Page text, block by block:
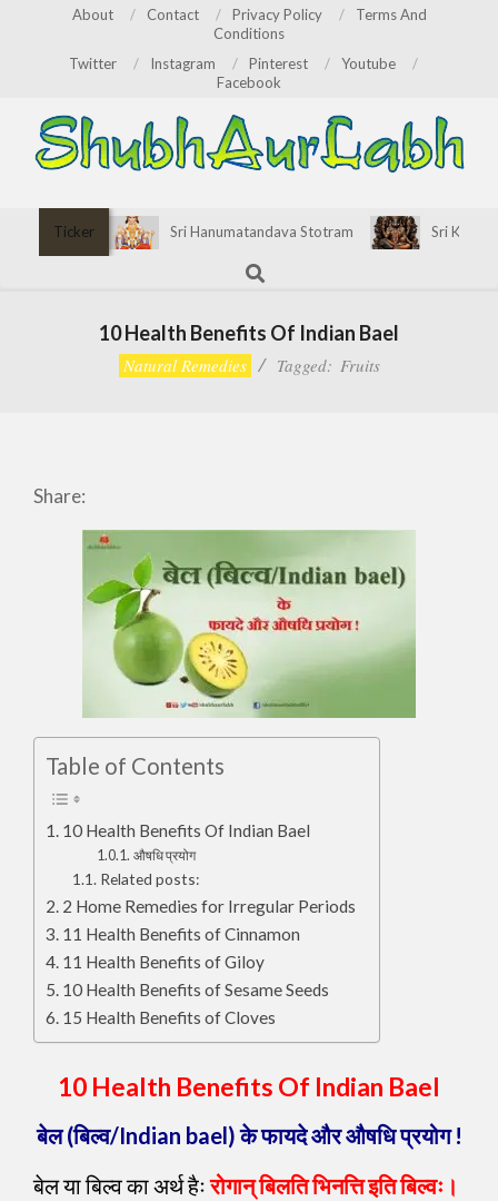
About Contact Privacy Policy
Terms And
Conditions
Twitter
Instagram Pinterest
Youtube
Facebook
Ticker Sri Hanumatandava Stotram
Sri Kirata
Search
10 Health Benefits Of Indian Bael
Natural Remedies Tagged: Fruits
Share:
Table of Contents
10 Health Benefits Of Indian Bael
औषधि प्रयोग
Related posts:
2 Home Remedies for Irregular Periods
11 Health Benefits of Cinnamon
11 Health Benefits of Giloy
10 Health Benefits of Sesame Seeds
15 Health Benefits of Cloves
10 Health Benefits Of Indian Bael
बेल (बिल्व/Indian bael) के फायदे और औषधि प्रयोग !
बेल या बिल्व का अर्थ हैःरोगान् बिलति भिनत्ति इति बिल्वः।